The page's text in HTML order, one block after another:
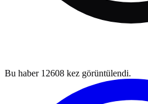
Bu haber 12608 kez görüntülendi.